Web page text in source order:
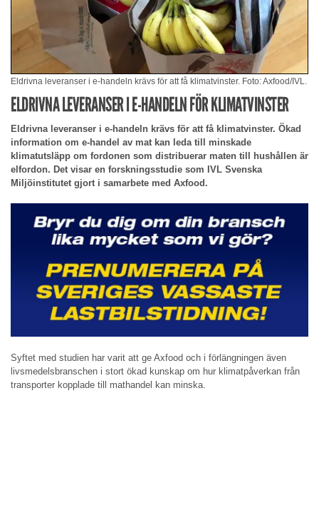
Eldrivna leveranser i e-handeln krävs för att få klimatvinster. Foto: Axfood/IVL.
ELDRIVNA LEVERANSER I E-HANDELN FÖR KLIMATVINSTER
Eldrivna leveranser i e-handeln krävs för att få klimatvinster. Ökad
information om e-handel av mat kan leda till minskade
klimatutsläpp om fordonen som distribuerar maten till hushållen är
elfordon. Det visar en forskningsstudie som IVL Svenska
Miljöinstitutet gjort i samarbete med Axfood.
Syftet med studien har varit att ge Axfood och i förlängningen även
livsmedelsbranschen i stort ökad kunskap om hur klimatpåverkan från
transporter kopplade till mathandel kan minska.